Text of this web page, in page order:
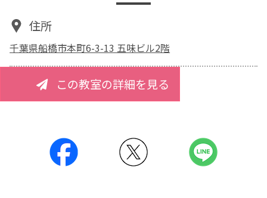
住所
千葉県船橋市本町6-3-13 五味ビル2階
この教室の詳細を見る